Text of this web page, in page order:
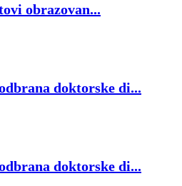
obrazovan...
doktorske di...
doktorske di...